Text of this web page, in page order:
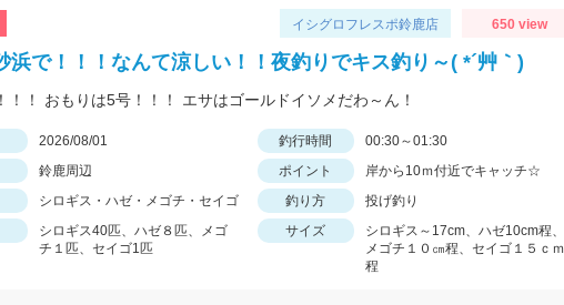
イシグロフレスポ鈴鹿店 650 view
浜で！！！なんて涼しい！！夜釣りでキス釣り～( *´艸｀)
！！ おもりは5号！！！ エサはゴールドイソメだわ～ん！
2026/08/01 釣行時間
00:30～01:30
鈴鹿周辺 ポイント
岸から10ｍ付近でキャッチ☆
シロギス・ハゼ・メゴチ・セイゴ 釣り方
投げ釣り
シロギス40匹、ハゼ８匹、メゴ
チ１匹、セイゴ1匹
サイズ
シロギス～17cm、ハゼ10cm程、
メゴチ１０㎝程、セイゴ１５ｃｍ
程